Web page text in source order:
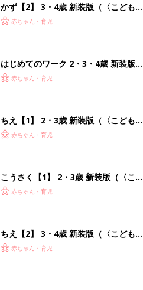
かず【2】 3・4歳 新装版（〈こども
ちゃれんじ〉のワーク）
赤ちゃん・育児
はじめてのワーク 2・3・4歳 新装版
(〈こどもちゃれんじ〉のワーク)
赤ちゃん・育児
ちえ【1】 2・3歳 新装版（〈こども
ちゃれんじ〉のワーク）
赤ちゃん・育児
こうさく【1】 2・3歳 新装版（〈こ
どもちゃれんじ〉のワーク）
赤ちゃん・育児
ちえ【2】 3・4歳 新装版（〈こども
ちゃれんじ〉のワーク）
赤ちゃん・育児